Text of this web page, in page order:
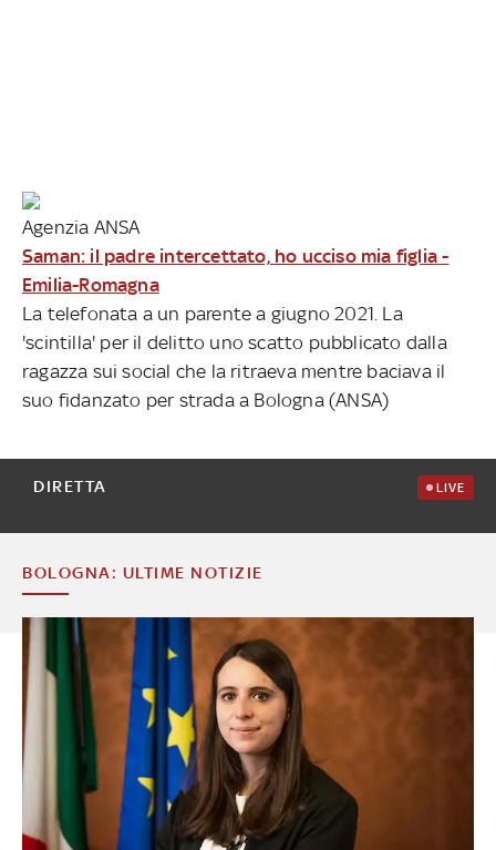
Agenzia ANSA
Saman: il padre intercettato, ho ucciso mia figlia -
Emilia-Romagna
La telefonata a un parente a giugno 2021. La
'scintilla' per il delitto uno scatto pubblicato dalla
ragazza sui social che la ritraeva mentre baciava il
suo fidanzato per strada a Bologna (ANSA)
DIRETTA LIVE
BOLOGNA: ULTIME NOTIZIE